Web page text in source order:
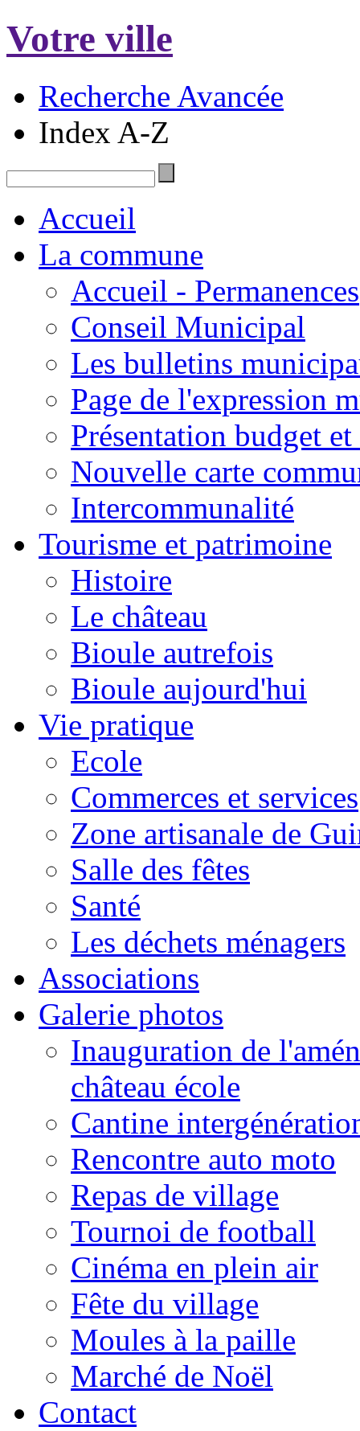
Votre ville
Recherche Avancée
Index A-Z
Accueil
La commune
Accueil - Permanences
Conseil Municipal
Les bulletins
Page de l'expression
Présentation budget
Nouvelle carte
Intercommunalité
Tourisme et patrimoine
Histoire
Le château
Bioule autrefois
Bioule aujourd'hui
Vie pratique
Ecole
Commerces et services
Zone artisanale de
Salle des fêtes
Santé
Les déchets ménagers
Associations
Galerie photos
Inauguration de
château école
Cantine
Rencontre auto moto
Repas de village
Tournoi de football
Cinéma en plein air
Fête du village
Moules à la paille
Marché de Noël
Contact